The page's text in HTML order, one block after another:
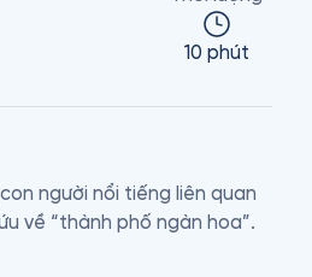
10 phút
người nổi tiếng liên quan